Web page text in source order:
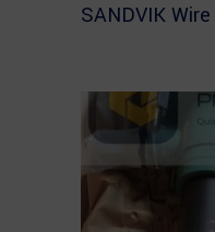
SANDVIK